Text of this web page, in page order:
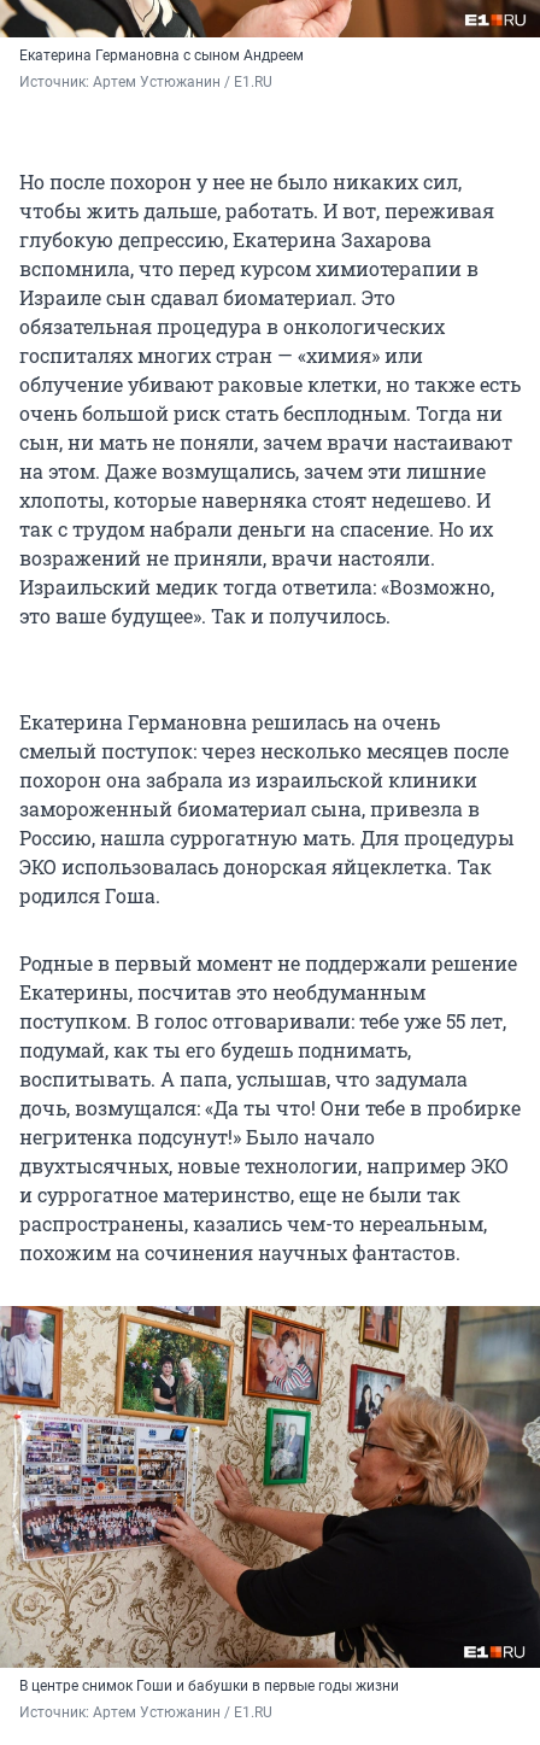
Екатерина Германовна с сыном Андреем
Источник: Артем Устюжанин / E1.RU
Но после похорон у нее не было никаких сил,
чтобы жить дальше, работать. И вот, переживая
глубокую депрессию, Екатерина Захарова
вспомнила, что перед курсом химиотерапии в
Израиле сын сдавал биоматериал. Это
обязательная процедура в онкологических
госпиталях многих стран — «химия» или
облучение убивают раковые клетки, но также есть
очень большой риск стать бесплодным. Тогда ни
сын, ни мать не поняли, зачем врачи настаивают
на этом. Даже возмущались, зачем эти лишние
хлопоты, которые наверняка стоят недешево. И
так с трудом набрали деньги на спасение. Но их
возражений не приняли, врачи настояли.
Израильский медик тогда ответила: «Возможно,
это ваше будущее». Так и получилось.
Екатерина Германовна решилась на очень
смелый поступок: через несколько месяцев после
похорон она забрала из израильской клиники
замороженный биоматериал сына, привезла в
Россию, нашла суррогатную мать. Для процедуры
ЭКО использовалась донорская яйцеклетка. Так
родился Гоша.
Родные в первый момент не поддержали решение
Екатерины, посчитав это необдуманным
поступком. В голос отговаривали: тебе уже 55 лет,
подумай, как ты его будешь поднимать,
воспитывать. А папа, услышав, что задумала
дочь, возмущался: «Да ты что! Они тебе в пробирке
негритенка подсунут!» Было начало
двухтысячных, новые технологии, например ЭКО
и суррогатное материнство, еще не были так
распространены, казались чем-то нереальным,
похожим на сочинения научных фантастов.
В центре снимок Гоши и бабушки в первые годы жизни
Источник: Артем Устюжанин / E1.RU